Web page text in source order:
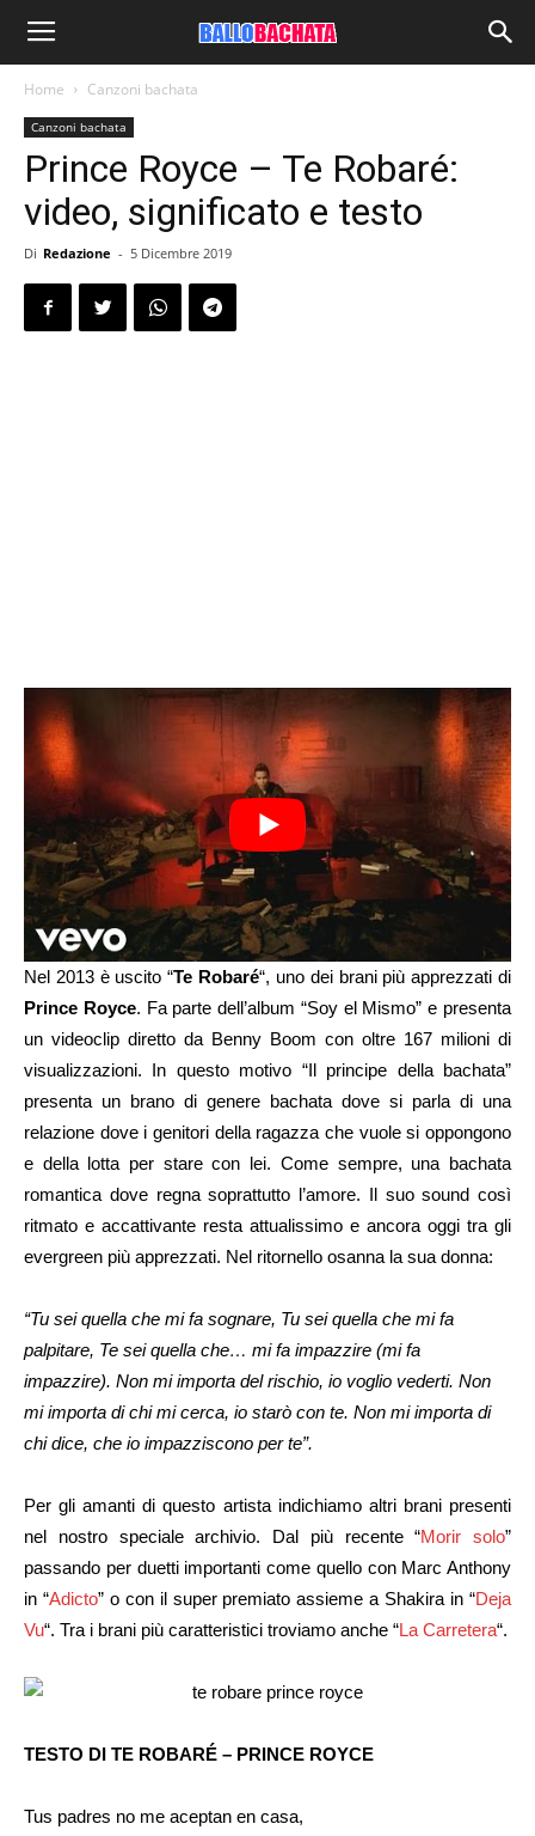
Home Canzoni bachata
Canzoni bachata
Prince Royce – Te Robaré:
video, significato e testo
Di Redazione - 5 Dicembre 2019
Nel 2013 è uscito “Te Robaré“, uno dei brani più apprezzati di
Prince Royce. Fa parte dell’album “Soy el Mismo” e presenta
un videoclip diretto da Benny Boom con oltre 167 milioni di
visualizzazioni. In questo motivo “Il principe della bachata”
presenta un brano di genere bachata dove si parla di una
relazione dove i genitori della ragazza che vuole si oppongono
e della lotta per stare con lei. Come sempre, una bachata
romantica dove regna soprattutto l’amore. Il suo sound così
ritmato e accattivante resta attualissimo e ancora oggi tra gli
evergreen più apprezzati. Nel ritornello osanna la sua donna:
“Tu sei quella che mi fa sognare, Tu sei quella che mi fa
palpitare, Te sei quella che… mi fa impazzire (mi fa
impazzire). Non mi importa del rischio, io voglio vederti. Non
mi importa di chi mi cerca, io starò con te. Non mi importa di
chi dice, che io impazziscono per te”.
Per gli amanti di questo artista indichiamo altri brani presenti
nel nostro speciale archivio. Dal più recente “Morir solo”
passando per duetti importanti come quello con Marc Anthony
in “Adicto” o con il super premiato assieme a Shakira in “Deja
Vu“. Tra i brani più caratteristici troviamo anche “La Carretera“.
TESTO DI TE ROBARÉ – PRINCE ROYCE
Tus padres no me aceptan en casa,